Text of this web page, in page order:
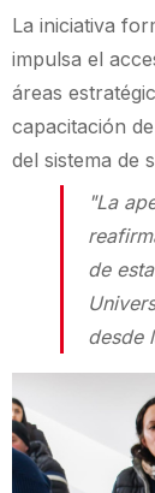
La iniciativa
impulsa el
áreas
capacitación
del sistema de
"La
de
desde